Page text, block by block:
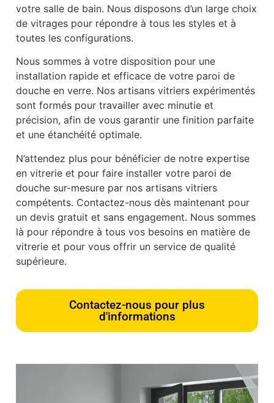
votre salle de bain. Nous disposons d’un large choix
de vitrages pour répondre à tous les styles et à
toutes les configurations.
Nous sommes à votre disposition pour une
installation rapide et efficace de votre paroi de
douche en verre. Nos artisans vitriers expérimentés
sont formés pour travailler avec minutie et
précision, afin de vous garantir une finition parfaite
et une étanchéité optimale.
N’attendez plus pour bénéficier de notre expertise
en vitrerie et pour faire installer votre paroi de
douche sur-mesure par nos artisans vitriers
compétents. Contactez-nous dès maintenant pour
un devis gratuit et sans engagement. Nous sommes
là pour répondre à tous vos besoins en matière de
vitrerie et pour vous offrir un service de qualité
supérieure.
Contactez-nous pour plus
d'informations